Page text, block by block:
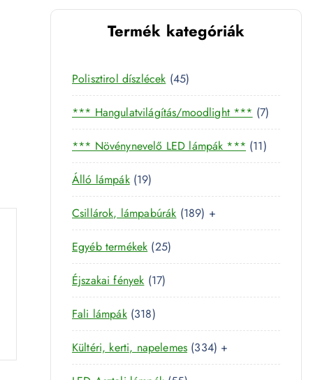
Termék kategóriák
Polisztirol díszlécek 454
5
t
e
r
k
*** Hangulatvilágítás/moodlight *** 77
t
e
r
*** Növénynevelő LED lámpák *** 111
1
e
Álló lámpák 191
9
t
e
r
m
é
k
Csillárok, lámpabúrák 1891
8
t
é
k
+
Egyéb termékek 252
5
e
Éjszakai fények 171
7
e
r
m
Fali lámpák 3183
1
8
t
Kültéri, kerti, napelemes 3343
3
+